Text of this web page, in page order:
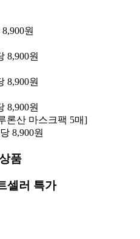
원
8,900원
8,900원
8,900원
론산 마스크팩 5매]
8,900원
품
셀러 특가